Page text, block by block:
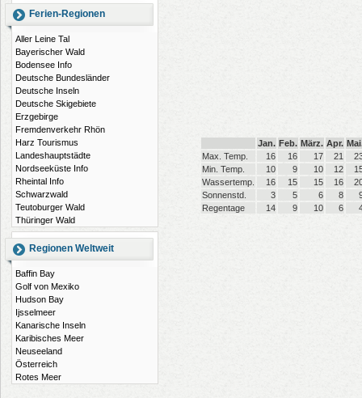
Ferien-Regionen
Aller Leine Tal
Bayerischer Wald
Bodensee Info
Deutsche Bundesländer
Deutsche Inseln
Deutsche Skigebiete
Erzgebirge
Fremdenverkehr Rhön
Harz Tourismus
Landeshauptstädte
Nordseeküste Info
Rheintal Info
Schwarzwald
Teutoburger Wald
Thüringer Wald
Regionen Weltweit
Baffin Bay
Golf von Mexiko
Hudson Bay
Ijsselmeer
Kanarische Inseln
Karibisches Meer
Neuseeland
Österreich
Rotes Meer
Jan. Feb. März. Apr.
Max. Temp.
16 16 17 21
Min. Temp.
10 9 10 12
Wassertemp.
16 15 15 16
Sonnenstd.
3 5 6 8
Regentage
14 9 10 6